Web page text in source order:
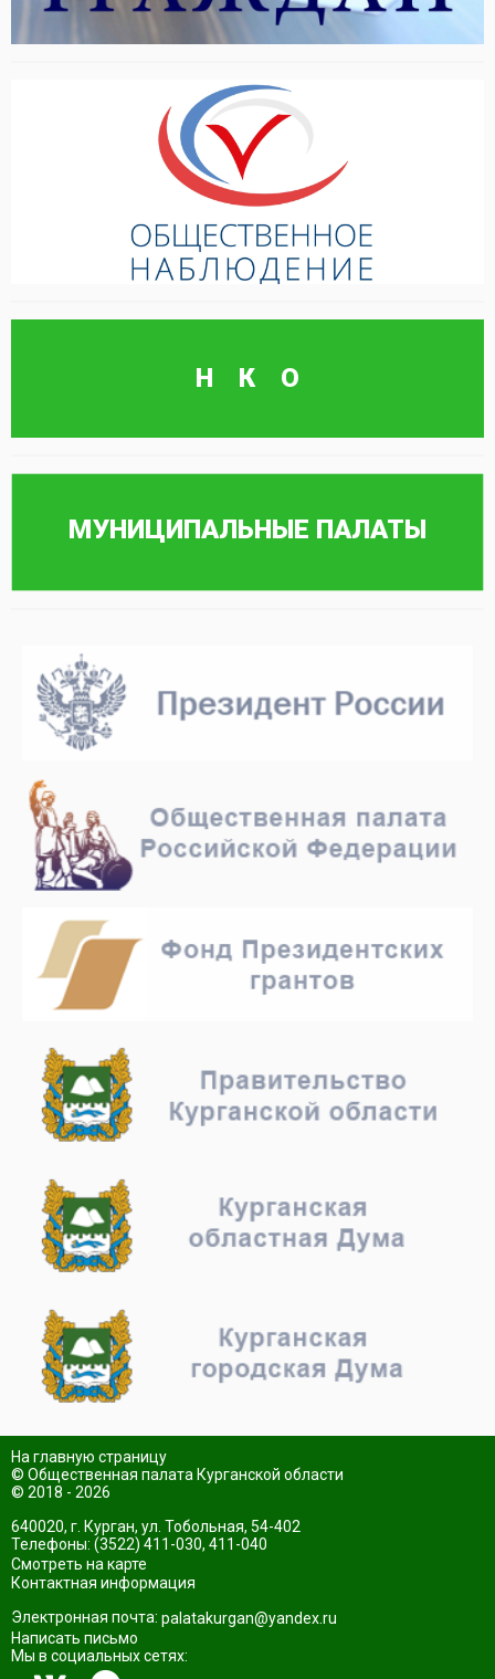
На главную страницу
© Общественная палата Курганской области
© 2018 - 2026
640020, г. Курган, ул. Тобольная, 54-402
Телефоны: (3522) 411-030, 411-040
Смотреть на карте
Контактная информация
Электронная почта: palatakurgan@yandex.ru
Написать письмо
Мы в социальных сетях: